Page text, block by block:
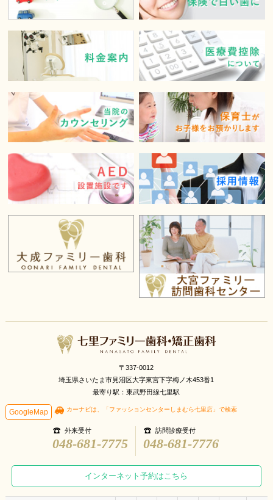
〒337-0012
埼玉県さいたま市見沼区大字東宮下字梅ノ木453番1
最寄り駅：東武野田線七里駅
GoogleMap カーナビは、「ファッションセンターしまむら七里店」で検索
外来受付
048-681-7775
訪問診療受付
048-681-7776
インターネット予約はこちら